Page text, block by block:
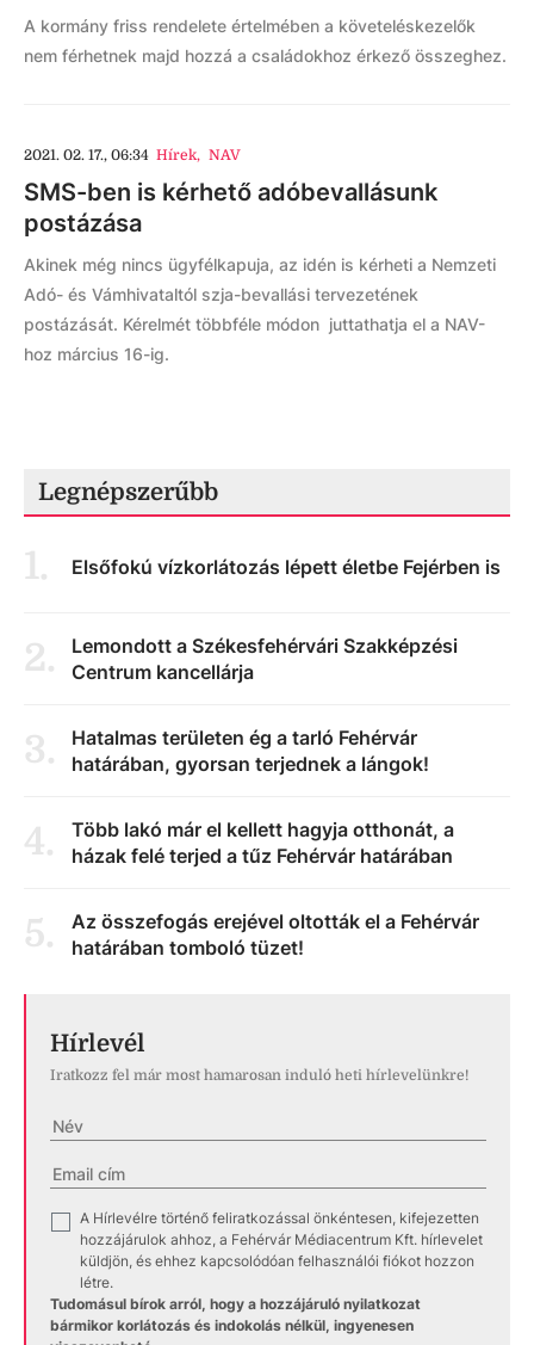
A kormány friss rendelete értelmében a követeléskezelők
nem férhetnek majd hozzá a családokhoz érkező összeghez.
2021. 02. 17., 06:34 Hírek, NAV
SMS-ben is kérhető adóbevallásunk
postázása
Akinek még nincs ügyfélkapuja, az idén is kérheti a Nemzeti
Adó- és Vámhivataltól szja-bevallási tervezetének
postázását. Kérelmét többféle módon juttathatja el a NAV-
hoz március 16-ig.
Legnépszerűbb
1. Elsőfokú vízkorlátozás lépett életbe Fejérben is
2.
Lemondott a Székesfehérvári Szakképzési
Centrum kancellárja
3.
Hatalmas területen ég a tarló Fehérvár
határában, gyorsan terjednek a lángok!
4.
Több lakó már el kellett hagyja otthonát, a
házak felé terjed a tűz Fehérvár határában
5.
Az összefogás erejével oltották el a Fehérvár
határában tomboló tüzet!
Hírlevél
Iratkozz fel már most hamarosan induló heti hírlevelünkre!
A Hírlevélre történő feliratkozással önkéntesen, kifejezetten
hozzájárulok ahhoz, a Fehérvár Médiacentrum Kft. hírlevelet
küldjön, és ehhez kapcsolódóan felhasználói fiókot hozzon
létre.
Tudomásul bírok arról, hogy a hozzájáruló nyilatkozat
bármikor korlátozás és indokolás nélkül, ingyenesen